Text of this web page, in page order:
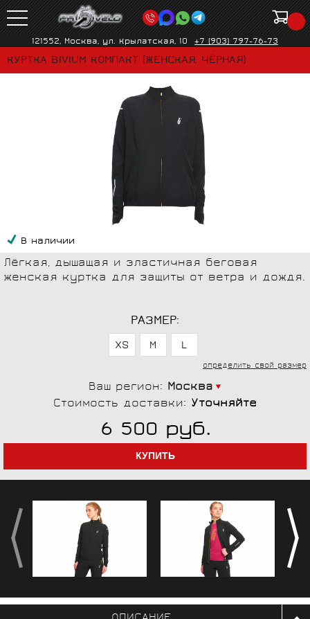
121552, Москва, ул. Крылатская, 10 +7 (903) 797-76-73
КУРТКА BIVIUM КОМПАКТ (ЖЕНСКАЯ, ЧЁРНАЯ)
В наличии
Лёгкая, дышащая и эластичная беговая
женская куртка для защиты от ветра и дождя.
РАЗМЕР:
XS M L
определить свой размер
Ваш регион: Москва
Стоимость доставки: Уточняйте
6 500 руб.